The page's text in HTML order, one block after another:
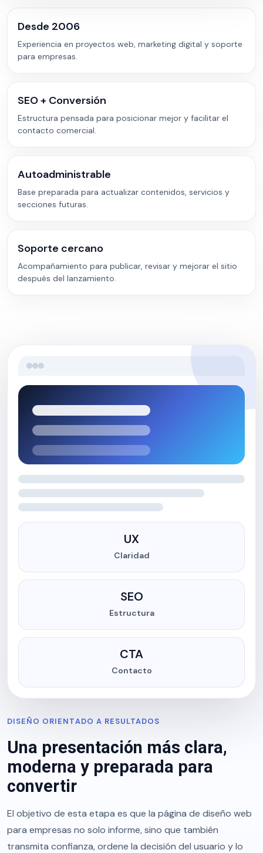
Desde 2006
Experiencia en proyectos web, marketing digital y soporte
para empresas.
SEO + Conversión
Estructura pensada para posicionar mejor y facilitar el
contacto comercial.
Autoadministrable
Base preparada para actualizar contenidos, servicios y
secciones futuras.
Soporte cercano
Acompañamiento para publicar, revisar y mejorar el sitio
después del lanzamiento.
UX
Claridad
SEO
Estructura
CTA
Contacto
DISEÑO ORIENTADO A RESULTADOS
Una presentación más clara,
moderna y preparada para
convertir
El objetivo de esta etapa es que la página de diseño web
para empresas no solo informe, sino que también
transmita confianza, ordene la decisión del usuario y lo